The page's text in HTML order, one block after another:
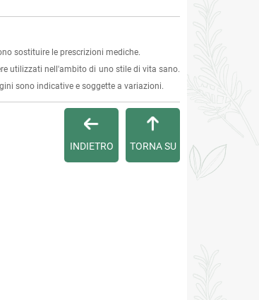
sostituire le prescrizioni mediche.
utilizzati nell'ambito di uno stile di vita sano.
sono indicative e soggette a variazioni.
TORNA SU
INDIETRO